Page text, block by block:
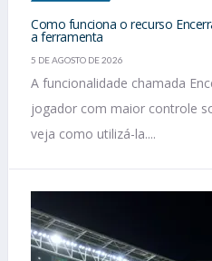
Como funciona o recurso
a ferramenta
5 DE AGOSTO DE 2026
A funcionalidade chamada
jogador com maior controle
veja como utilizá-la....